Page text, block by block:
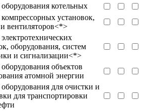
котельных
установок,
вентиляторов<*>
оборудования, систем
и сигнализации<*>
объектов
атомной энергии
для очистки и
для транспортировки